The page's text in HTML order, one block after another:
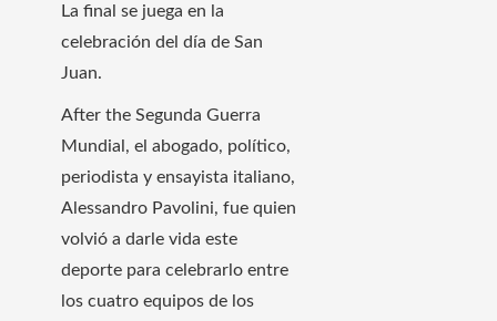
La final se juega en la
celebración del día de San
Juan.
After the Segunda Guerra
Mundial, el abogado, político,
periodista y ensayista italiano,
Alessandro Pavolini, fue quien
volvió a darle vida este
deporte para celebrarlo entre
los cuatro equipos de los